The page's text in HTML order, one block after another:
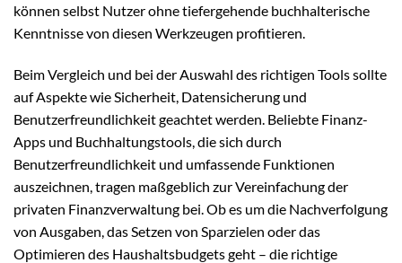
können selbst Nutzer ohne tiefergehende buchhalterische
Kenntnisse von diesen Werkzeugen profitieren.
Beim Vergleich und bei der Auswahl des richtigen Tools sollte
auf Aspekte wie Sicherheit, Datensicherung und
Benutzerfreundlichkeit geachtet werden. Beliebte Finanz-
Apps und Buchhaltungstools, die sich durch
Benutzerfreundlichkeit und umfassende Funktionen
auszeichnen, tragen maßgeblich zur Vereinfachung der
privaten Finanzverwaltung bei. Ob es um die Nachverfolgung
von Ausgaben, das Setzen von Sparzielen oder das
Optimieren des Haushaltsbudgets geht – die richtige